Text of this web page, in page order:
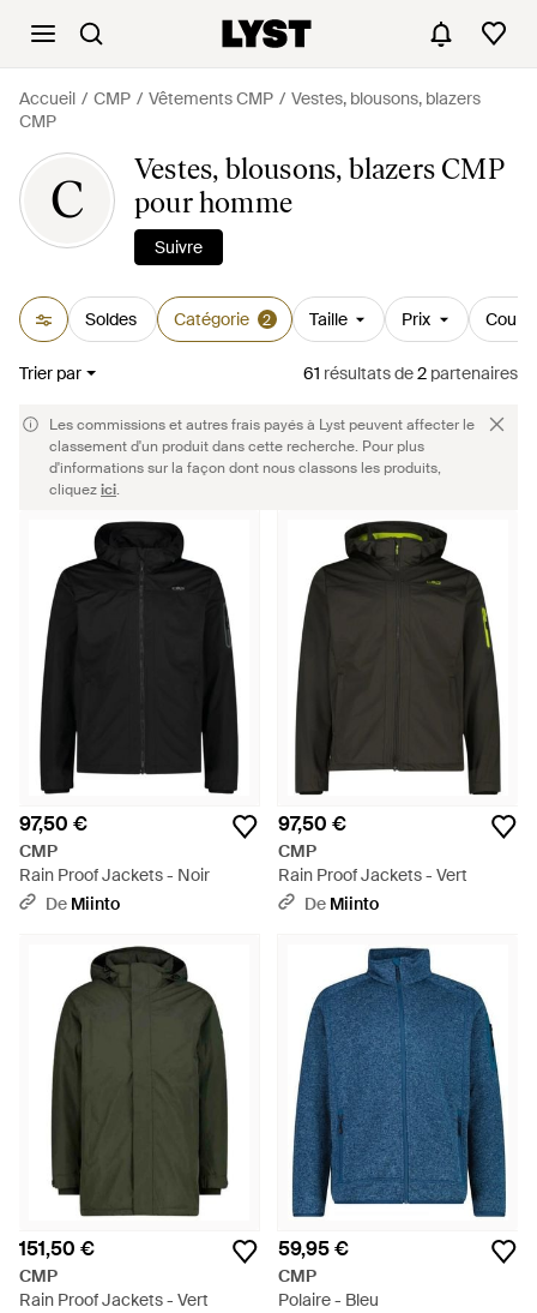
Accueil CMP Vêtements CMP
Vestes, blousons, blazers
CMP
C
Vestes, blousons, blazers CMP
pour homme
Suivre
Soldes Catégorie 2 Taille Prix
Trier par 61 résultatsde2 partenaires
Les commissions et autres frais payés à Lyst peuvent affecter le
classement d'un produit dans cette recherche. Pour plus
d'informations sur la façon dont nous classons les produits,
cliquezici.
97,50 €
CMP
Rain Proof Jackets - Noir
De Miinto
97,50 €
CMP
Rain Proof Jackets - Vert
De Miinto
151,50 €
CMP
Rain Proof Jackets - Vert
59,95 €
CMP
Polaire - Bleu